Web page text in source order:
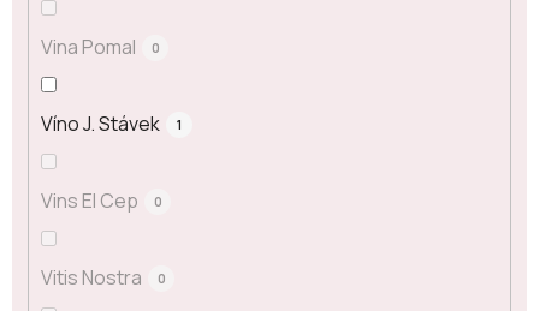
Vina Pomal 0
Víno J. Stávek 1
Vins El Cep 0
Vitis Nostra 0